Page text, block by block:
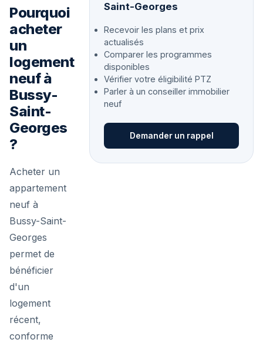
Pourquoi
acheter
un
logement
neuf à
Bussy-
Saint-
Georges
?
Acheter un
appartement
neuf à
Bussy-Saint-
Georges
permet de
bénéficier
d'un
logement
récent,
conforme
Saint-Georges
Recevoir les plans et prix
actualisés
Comparer les programmes
disponibles
Vérifier votre éligibilité PTZ
Parler à un conseiller immobilier
neuf
Demander un rappel